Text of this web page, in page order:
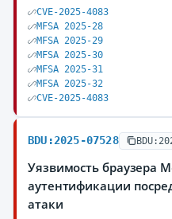
CVE-2025-4083
MFSA 2025-28
MFSA 2025-29
MFSA 2025-30
MFSA 2025-31
MFSA 2025-32
CVE-2025-4083
BDU:2025-07528
Уязвимость браузера
аутентификации
атаки